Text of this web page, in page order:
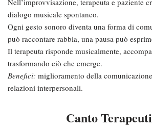
Nell’improvvisazione, terapeuta e paziente
dialogo musicale spontaneo.
Ogni gesto sonoro diventa una forma di
può raccontare rabbia, una pausa può
Il terapeuta risponde musicalmente,
trasformando ciò che emerge.
Benefici: miglioramento della
relazioni interpersonali.
Canto